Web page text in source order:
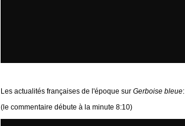
Les actualités françaises de l'époque sur Gerboise bleue:
(le commentaire débute à la minute 8:10)